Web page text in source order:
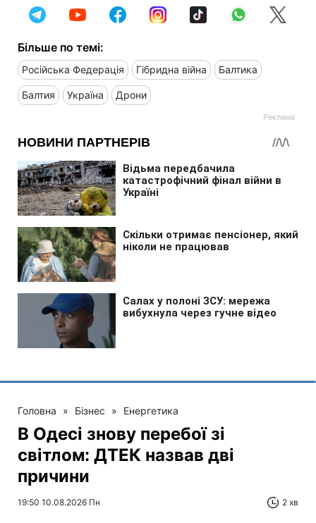
Більше по темі:
Російська Федерація Гібридна війна Балтика
Балтия Україна Дрони
Головна » Бізнес » Енергетика
В Одесі знову перебої зі
світлом: ДТЕК назвав дві
причини
19:50 10.08.2026 Пн 2 хв